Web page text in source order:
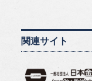
関連サイト